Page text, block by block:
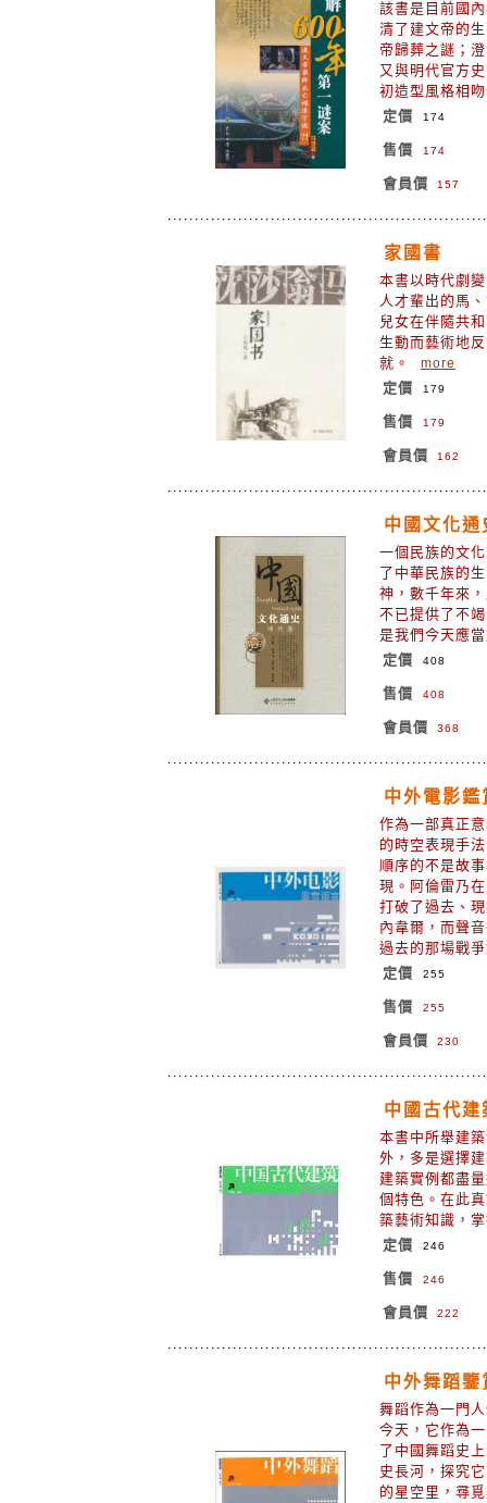
該書是目前國
清了建文帝的
帝歸葬之謎；
又與明代官方
初造型風格相
定價
174
售價 174
會員價 157
家國書
本書以時代劇
人才輩出的馬
兒女在伴隨共
生動而藝術地
就。 more
定價 179
售價 179
會員價 162
中國文化
一個民族的文
了中華民族的
神，數千年來
不已提供了不
是我們今天應
定價
408
售價 408
會員價 368
中外電影鑑
作為一部真正
的時空表現手
順序的不是故
現。阿倫雷乃
打破了過去、
內韋爾，而聲
過去的那場戰
定價
255
售價 255
會員價 230
中國古代
本書中所舉建
外，多是選擇
建築實例都盡
個特色。在此
築藝術知識，
定價
246
售價 246
會員價 222
中外舞蹈鑒
舞蹈作為一門
今天，它作為
了中國舞蹈史
史長河，探究
的星空里，尋